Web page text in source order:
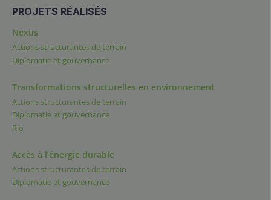
PROJETS RÉALISÉS
Nexus
Actions structurantes de terrain
Diplomatie et gouvernance
Transformations structurelles en environnement
Actions structurantes de terrain
Diplomatie et gouvernance
Rio
Accès à l’énergie durable
Actions structurantes de terrain
Diplomatie et gouvernance